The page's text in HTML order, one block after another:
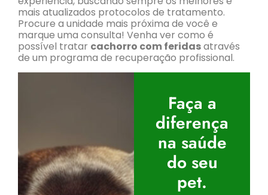
mais atualizados protocolos de tratamento.
Procure a unidade mais próxima de você e
marque uma consulta! Venha ver como é
possível tratar cachorro com feridasatravés
de um programa de recuperação profissional.
Faça a
diferença
na saúde
do seu
pet.